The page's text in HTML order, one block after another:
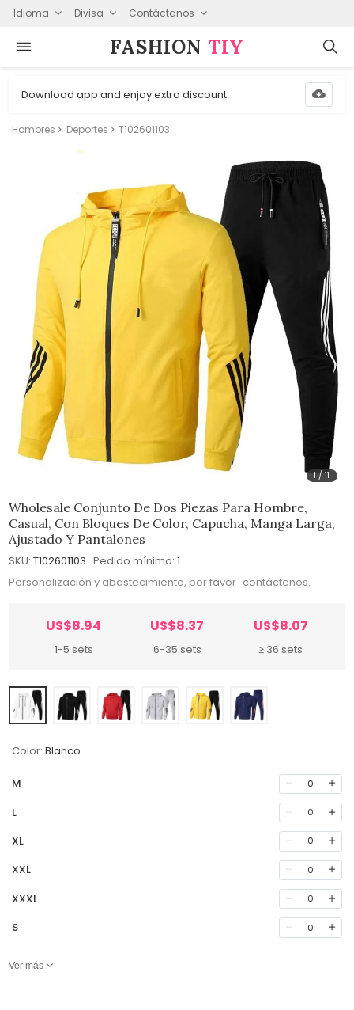
Idioma Divisa Contáctanos
FASHION⁠ TIY
Download app and enjoy extra discount
Hombres Deportes T102601103
1/11
Wholesale Conjunto De Dos Piezas Para Hombre,
Casual, Con Bloques De Color, Capucha, Manga Larga,
Ajustado Y Pantalones
SKU: T102601103 Pedido mínimo: 1
Personalización y abastecimiento, por favor contáctenos.
US$8.94
1-5 sets
US$8.37
6-35 sets
US$8.07
≥ 36 sets
Color: Blanco
M 0
L 0
XL 0
XXL 0
XXXL 0
S 0
Ver más